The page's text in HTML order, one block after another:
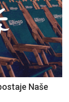
Naše